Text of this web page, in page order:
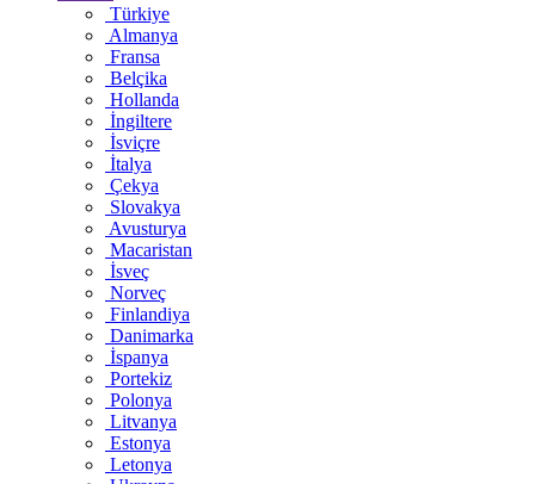
Türkiye
Almanya
Fransa
Belçika
Hollanda
İngiltere
İsviçre
İtalya
Çekya
Slovakya
Avusturya
Macaristan
İsveç
Norveç
Finlandiya
Danimarka
İspanya
Portekiz
Polonya
Litvanya
Estonya
Letonya